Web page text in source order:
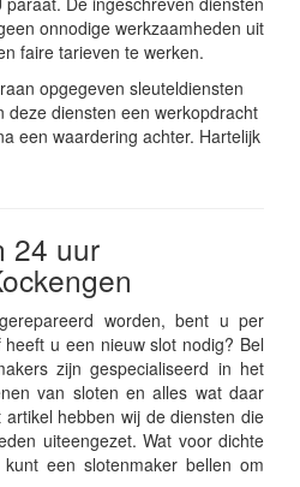
onnodige werkzaamheden uit
faire tarieven te werken.
opgegeven sleuteldiensten
deze diensten een werkopdracht
een waardering achter. Hartelijk
24 uur
worden, bent u per
u een nieuw slot nodig? Bel
zijn gespecialiseerd in het
van sloten en alles wat daar
hebben wij de diensten die
uiteengezet. Wat voor dichte
een slotenmaker bellen om